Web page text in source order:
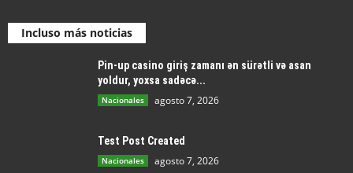
Incluso más noticias
Pin-up casino giriş zamanı ən sürətli və asan
yoldur, yoxsa sadəcə...
Nacionales agosto 7, 2026
Test Post Created
Nacionales agosto 7, 2026